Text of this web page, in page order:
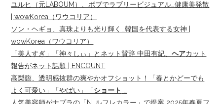
ユルヒ（元LABOUM）、ボブでラブリービジュアル…健康美発散
| wowKorea（ワウコリア）
ソン・ヘギョ、真珠よりも光り輝く…韓国を代表する女神 |
wowKorea（ワウコリア）
「美人すぎ」「神々しぃ」とネット賛辞 中田有紀、ヘアカット
報告がネット話題 | ENCOUNT
高梨臨、透明感抜群の爽やかオフショット！「春とかどーでも
よく可愛い」「やばい」「ショート